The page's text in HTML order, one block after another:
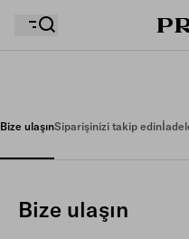
Giriş yapın veya
ürünlerinizi
Bize ulaşınSiparişinizi takip edin
Bize ulaşın